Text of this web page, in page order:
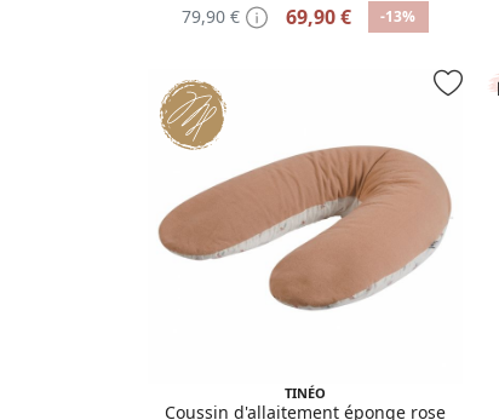
79,90 €
69,90 € -13%
TINÉO
Coussin d'allaitement éponge rose